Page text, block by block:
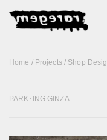
Home / Projects/ Shop
PARK･ING GINZA